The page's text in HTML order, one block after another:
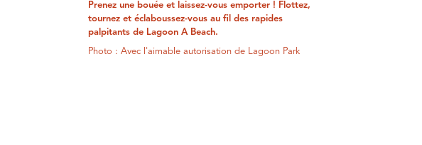
Prenez une bouée et laissez-vous emporter ! Flottez,
tournez et éclaboussez-vous au fil des rapides
palpitants de Lagoon A Beach.
Photo : Avec l'aimable autorisation de Lagoon Park